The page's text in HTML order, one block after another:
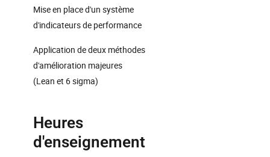
Mise en place d'un système
d'indicateurs de performance
Application de deux méthodes
d'amélioration majeures
(Lean et 6 sigma)
Heures
d'enseignement